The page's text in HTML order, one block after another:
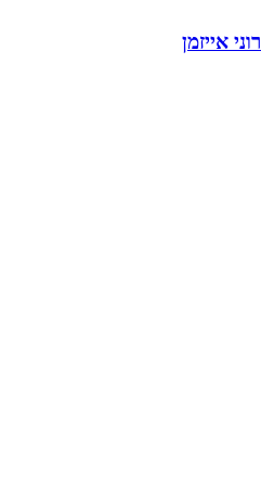
רוני אייזמן